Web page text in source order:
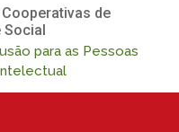
de
Social
para as Pessoas